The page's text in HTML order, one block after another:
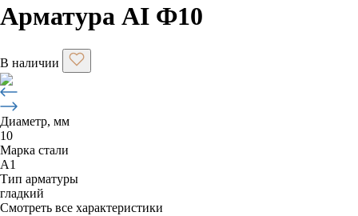
Арматура АI Ф10
В наличии
Диаметр, мм
10
Марка стали
А1
Тип арматуры
гладкий
Смотреть все характеристики